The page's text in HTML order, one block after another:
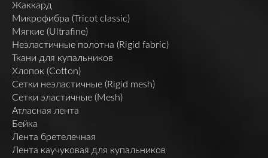
Жаккард
Микрофибра (Tricot classic)
Мягкие (Ultrafine)
Неэластичные полотна (Rigid fabric)
Ткани для купальников
Хлопок (Cotton)
Сетки неэластичные (Rigid mesh)
Сетки эластичные (Mesh)
Атласная лента
Бейка
Лента бретелечная
Лента каучуковая для купальников